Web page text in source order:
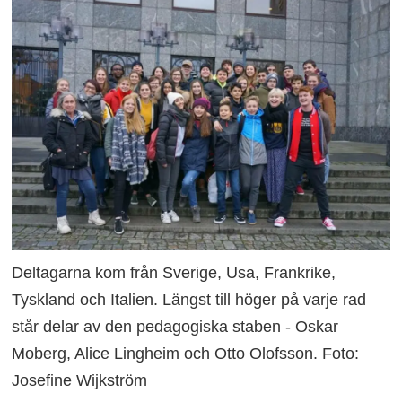
Deltagarna kom från Sverige, Usa, Frankrike,
Tyskland och Italien. Längst till höger på varje rad
står delar av den pedagogiska staben - Oskar
Moberg, Alice Lingheim och Otto Olofsson. Foto:
Josefine Wijkström